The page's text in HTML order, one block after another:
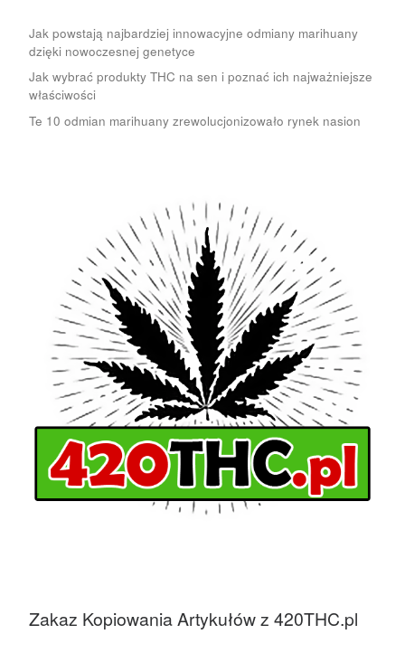
Jak powstają najbardziej innowacyjne odmiany marihuany
dzięki nowoczesnej genetyce
Jak wybrać produkty THC na sen i poznać ich najważniejsze
właściwości
Te 10 odmian marihuany zrewolucjonizowało rynek nasion
Zakaz Kopiowania Artykułów z 420THC.pl